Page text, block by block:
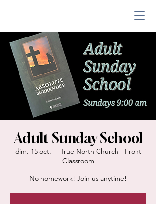
Adult Sunday School
dim. 15 oct.
  |
True North Church - Front
Classroom
No homework! Join us anytime!